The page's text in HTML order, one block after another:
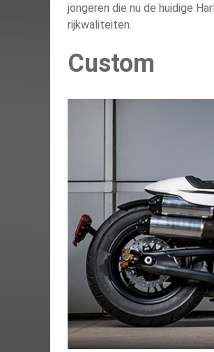
jongeren die nu de huidige
rijkwaliteiten.
Custom